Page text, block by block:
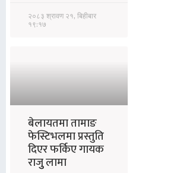
२०८३ श्रावण २१, बिहीबार
१९:१७
बेलायतमा तामाङ
फेस्टिभलमा प्रस्तुति
दिएर फर्किए गायक
राजुु लामा